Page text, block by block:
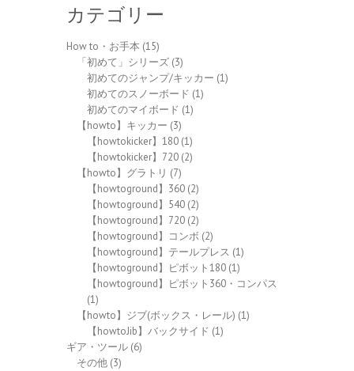
カテゴリー
How to・お手本 (15)
「初めて」シリーズ (3)
初めてのジャンプ/キッカー (1)
初めてのスノーボード (1)
初めてのマイボード (1)
【howto】キッカー (3)
【howtokicker】180 (1)
【howtokicker】720 (2)
【howto】グラトリ (7)
【howtoground】360 (2)
【howtoground】540 (2)
【howtoground】720 (2)
【howtoground】コンボ (2)
【howtoground】テールプレス (1)
【howtoground】ピボット180 (1)
【howtoground】ピボット360・コンパス
(1)
【howto】ジブ(ボックス・レール) (1)
【howtoJib】バックサイド (1)
ギア・ツール (6)
その他 (3)